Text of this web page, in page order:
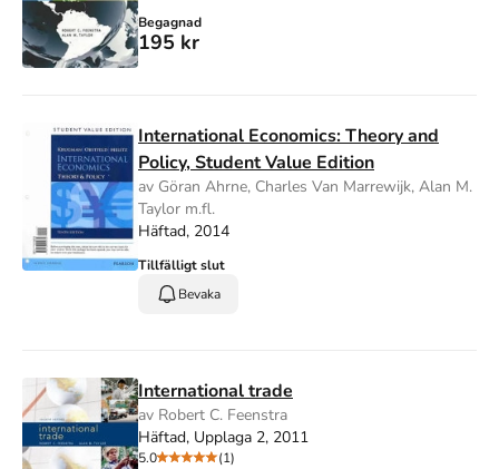
Begagnad
195 kr
International Economics: Theory and
Policy, Student Value Edition
av Göran Ahrne, Charles Van Marrewijk, Alan M.
Taylor m.fl.
Häftad, 2014
Tillfälligt slut
Bevaka
International trade
av Robert C. Feenstra
Häftad, Upplaga 2, 2011
5.0
(1)